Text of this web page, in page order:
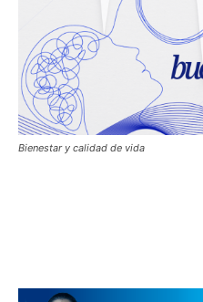
Bienestar y calidad de vida